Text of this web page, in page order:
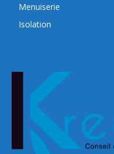
Menuiserie
Isolation